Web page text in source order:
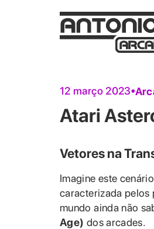
12 março 2023
Atari
Vetores na
Imagine este
caracterizada pelos
mundo ainda não
Age) dos arcades.